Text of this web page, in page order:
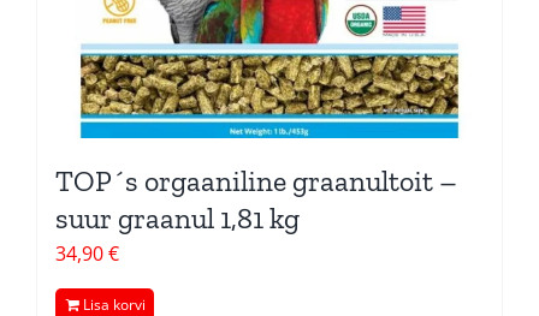
TOP´s orgaaniline graanultoit –
suur graanul 1,81 kg
34,90€
Lisa korvi